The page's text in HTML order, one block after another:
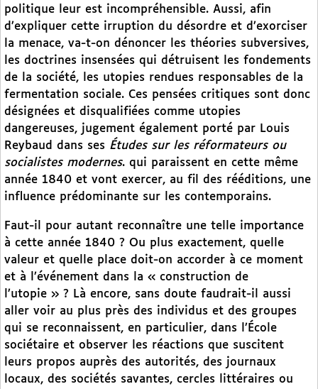
politique leur est incompréhensible. Aussi, afin
d’expliquer cette irruption du désordre et d’exorciser
la menace, va-t-on dénoncer les théories subversives,
les doctrines insensées qui détruisent les fondements
de la société, les utopies rendues responsables de la
fermentation sociale. Ces pensées critiques sont donc
désignées et disqualifiées comme utopies
dangereuses, jugement également porté par Louis
Reybaud dans ses Études sur les réformateurs ou
socialistes modernes. qui paraissent en cette même
année 1840 et vont exercer, au fil des rééditions, une
influence prédominante sur les contemporains.
Faut-il pour autant reconnaître une telle importance
à cette année 1840 ? Ou plus exactement, quelle
valeur et quelle place doit-on accorder à ce moment
et à l’événement dans la « construction de
l’utopie » ? Là encore, sans doute faudrait-il aussi
aller voir au plus près des individus et des groupes
qui se reconnaissent, en particulier, dans l’École
sociétaire et observer les réactions que suscitent
leurs propos auprès des autorités, des journaux
locaux, des sociétés savantes, cercles littéraires ou